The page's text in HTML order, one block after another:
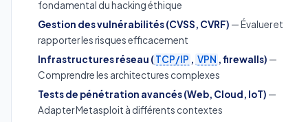
fondamental du hacking éthique
Gestion des vulnérabilités (CVSS, CVRF) — Évaluer et
rapporter les risques efficacement
Infrastructures réseau ( TCP/IP , VPN , firewalls) —
Comprendre les architectures complexes
Tests de pénétration avancés (Web, Cloud, IoT) —
Adapter Metasploit à différents contextes